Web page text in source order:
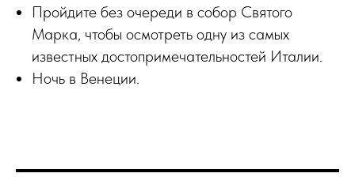
Пройдите без очереди в собор Святого
Марка, чтобы осмотреть одну из самых
известных достопримечательностей Италии.
Ночь в Венеции.